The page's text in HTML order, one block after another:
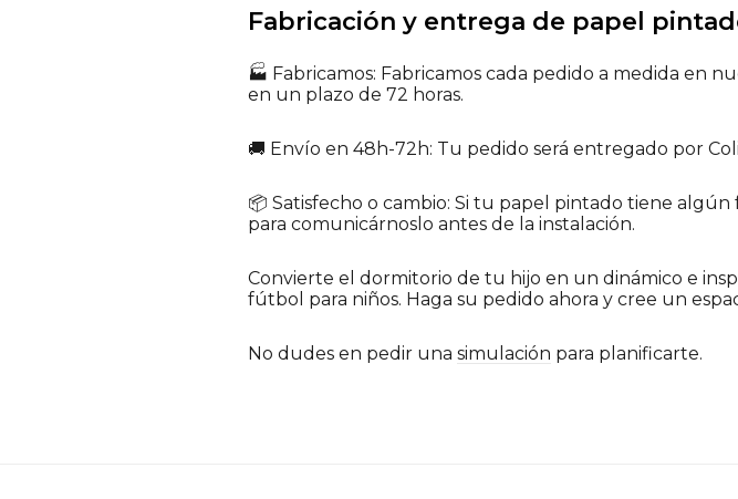
Fabricación y entrega de papel
🏭 Fabricamos: Fabricamos cada pedido a medida en
en un plazo de 72 horas.
🚚 Envío en 48h-72h: Tu pedido será entregado por
📦 Satisfecho o cambio: Si tu papel pintado tiene
para comunicárnoslo antes de la instalación.
Convierte el dormitorio de tu hijo en un dinámico e
fútbol para niños. Haga su pedido ahora y cree un
No dudes en pedir una simulación para planificarte.